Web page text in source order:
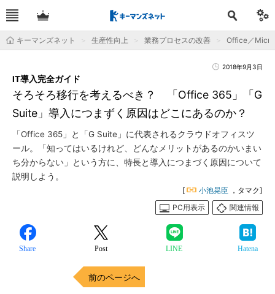
キーマンズネット 生産性向上 業務プロセスの改善 Office／
2018年9月3日
そろそろ移行を考えるべき？ 「Office 365」「G
Suite」導入につまずく原因はどこにあるのか？
IT導入完全ガイド
「Office 365」と「G Suite」に代表されるクラウドオフィスツ
ール。「知ってはいるけれど、どんなメリットがあるのかいまい
ち分からない」という方に、特長と導入につまづく原因について
説明しよう。
[ 小池晃臣 ，タマク]
PC用表示
関連情報
Share Post LINE Hatena
前のページへ